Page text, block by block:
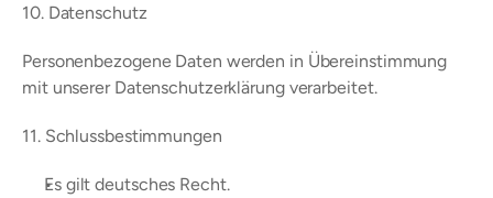
10. Datenschutz
Personenbezogene Daten werden in Übereinstimmung
mit unserer Datenschutzerklärung verarbeitet.
11. Schlussbestimmungen
Es gilt deutsches Recht.